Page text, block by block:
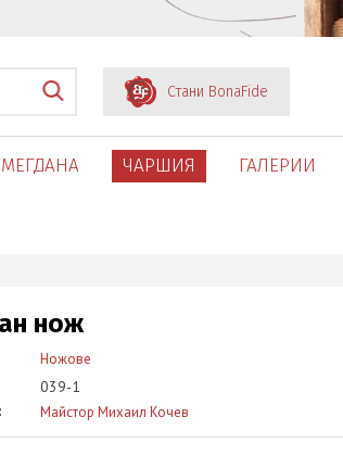
Стани BonaFide
ЧАРШИЯ ГАЛЕРИИ
нож
Ножове
039-1
Майстор Михаил Кочев